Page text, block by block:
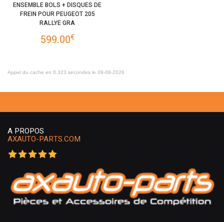
ENSEMBLE BOLS + DISQUES DE
FREIN POUR PEUGEOT 205
RALLYE GRA
599.00€
Appel du cache en 0.323 secondes le 09-08-2026
A PROPOS
AXAUTO-PARTS.COM